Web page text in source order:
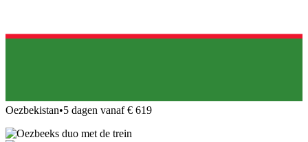
Oezbekistan•5 dagen vanaf € 619